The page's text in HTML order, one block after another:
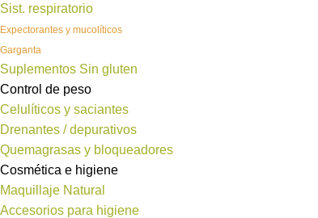
Sist. respiratorio
Expectorantes y mucolíticos
Garganta
Suplementos Sin gluten
Control de peso
Celulíticos y saciantes
Drenantes / depurativos
Quemagrasas y bloqueadores
Cosmética e higiene
Maquillaje Natural
Accesorios para higiene